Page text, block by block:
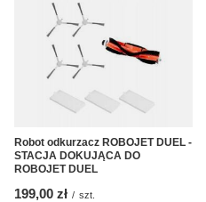
Robot odkurzacz ROBOJET DUEL -
STACJA DOKUJĄCA DO
ROBOJET DUEL
199,00 zł / szt.